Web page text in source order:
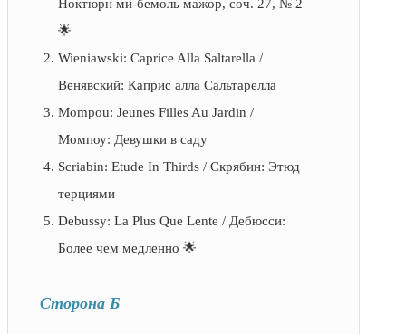
Ноктюрн ми-бемоль мажор, соч. 27, № 2
🌟
Wieniawski: Caprice Alla Saltarella /
Венявский: Каприс алла Сальтарелла
Mompou: Jeunes Filles Au Jardin /
Момпоу: Девушки в саду
Scriabin: Etude In Thirds / Скрябин: Этюд
терциями
Debussy: La Plus Que Lente / Дебюсси:
Более чем медленно 🌟
Сторона Б